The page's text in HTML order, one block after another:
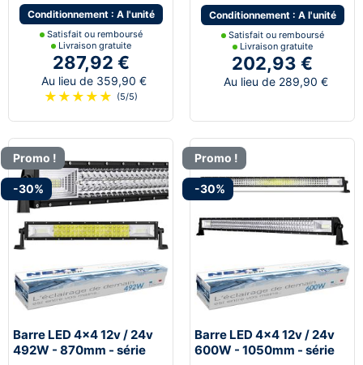
Conditionnement : A l'unité
Satisfait ou remboursé
Livraison gratuite
287,92 €
Au lieu de 359,90 €
★ ★ ★ ★ ★ (5/5)
Conditionnement : A l'unité
Satisfait ou remboursé
Livraison gratuite
202,93 €
Au lieu de 289,90 €
Promo !
-30%
Barre LED 4x4 12v / 24v
492W - 870mm - série
Promo !
-30%
Barre LED 4x4 12v / 24v
600W - 1050mm - série